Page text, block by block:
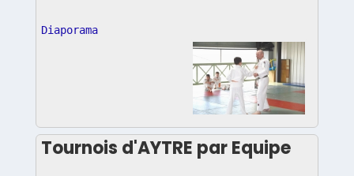
Diaporama
Tournois d'AYTRE par Equipe